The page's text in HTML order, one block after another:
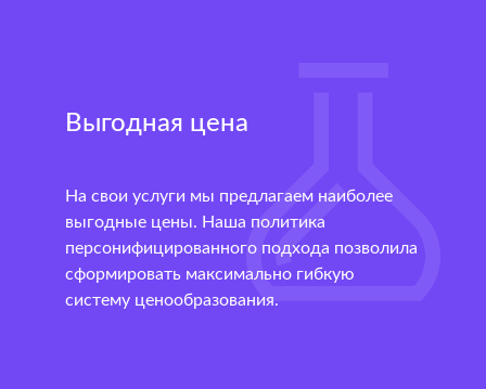
Выгодная цена
На свои услуги мы предлагаем наиболее
выгодные цены. Наша политика
персонифицированного подхода позволила
сформировать максимально гибкую
систему ценообразования.